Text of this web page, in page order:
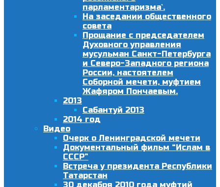
парламентаризма`.
На заседании общественного
совета
Прощание с председателем
Духовного управления
мусульман Санкт-Петербурга
и Северо-Западного региона
России, настоятелем
Соборной мечети, муфтием
Жафяром Пончаевым.
2013
Сабантуй 2013
2014 год
Видео
Очерк о Ленинградской мечети
Документальный фильм “Ислам в
СССР”
Встреча у президента Республики
Татарстан
30 декабря 2010 года муфтий